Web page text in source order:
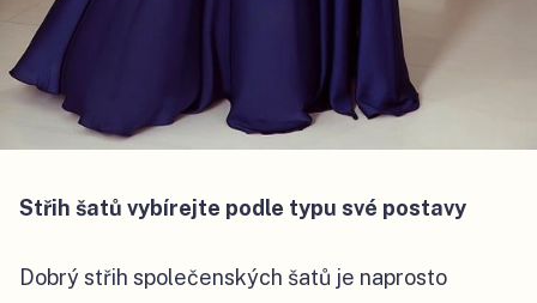
Střih šatů vybírejte podle typu své postavy
Dobrý střih společenských šatů je naprosto